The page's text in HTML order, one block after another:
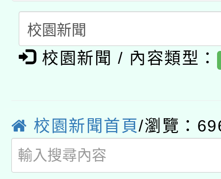
暨閱讀推動專業研習
科技賦能─人工智慧
礎課程
A3數位素養講師名單
「數位內容與教學軟
薪期間赴陸應申請許可
轉知經濟部水利署委託
業技術研究院辦理「
用水績優單位及節水達
115年8月22日(星期六
桃園市孔廟祈福系列
2026年桃園地景藝術
校園新聞 / 內容類型：
校園新聞首頁/瀏覽：